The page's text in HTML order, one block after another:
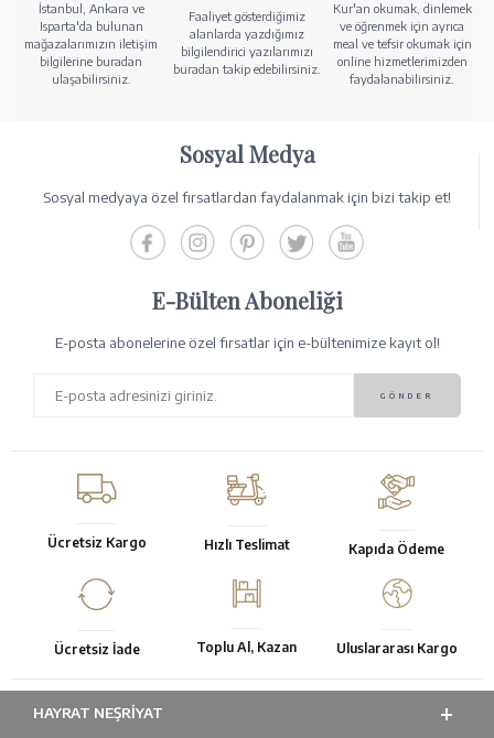
İstanbul, Ankara ve
Isparta'da bulunan
mağazalarımızın iletişim
bilgilerine buradan
ulaşabilirsiniz.
Faaliyet gösterdiğimiz
alanlarda yazdığımız
bilgilendirici yazılarımızı
buradan takip edebilirsiniz.
Kur'an okumak, dinlemek
ve öğrenmek için ayrıca
meal ve tefsir okumak için
online hizmetlerimizden
faydalanabilirsiniz.
Sosyal Medya
Sosyal medyaya özel fırsatlardan faydalanmak için bizi takip et!
E-Bülten Aboneliği
E-posta abonelerine özel fırsatlar için e-bültenimize kayıt ol!
Ücretsiz Kargo Hızlı Teslimat Kapıda Ödeme
Ücretsiz İade Toplu Al, Kazan Uluslararası Kargo
HAYRAT NEŞRIYAT